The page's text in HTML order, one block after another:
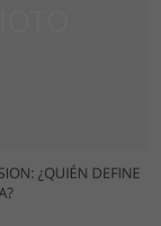
¿QUIÉN DEFINE